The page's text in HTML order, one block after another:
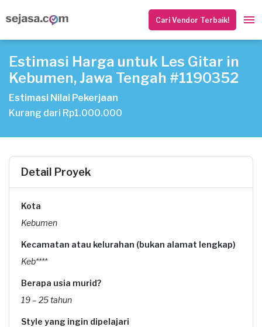
Cari Vendor Terbaik!
Estimasi Harga untuk Les Gitar in
Kebumen, Jawa Tengah #1190352
Estimasi Nilai Pekerjaan
Kurang dari Rp1.000.000
Detail Proyek
Kota
Kebumen
Kecamatan atau kelurahan (bukan alamat lengkap)
Keb****
Berapa usia murid?
19 – 25 tahun
Style yang ingin dipelajari